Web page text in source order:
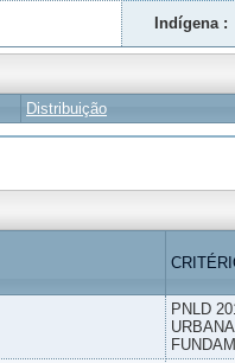
Indígena :
Distribuição
PNLD